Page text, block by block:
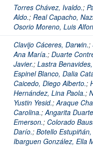
Torres Chávez, Ivaldo.;
Aldo.; Real Capacho,
Osorio Moreno, Luis
Clavijo Cáceres, Darwin.;
Ana María.; Duarte
Javier.; Lastra
Espinel Blanco, Dalia
Caicedo, Diego Alberto.;
Hernández, Lina Paola.;
Yustin Yesid.;Araque
Carolina.;Angarita
Emerson.; Colorado
Darío.; Botello
Ibarguen González, Ella